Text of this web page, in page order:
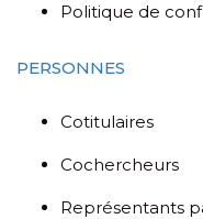
Politique de
PERSONNES
Cotitulaires
Cochercheurs
Représentants